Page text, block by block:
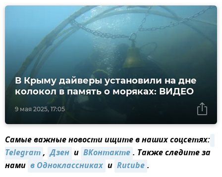
9 мая 2025, 17:05
В Крыму дайверы установили на дне
колокол в память о моряках: ВИДЕО
Самые важные новости ищите в наших соцсетях:
Telegram, Дзен и ВКонтакте. Также следите за
нами в Одноклассниках и Rutube.